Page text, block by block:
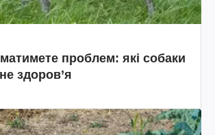
проблем: які собаки
здоров’я